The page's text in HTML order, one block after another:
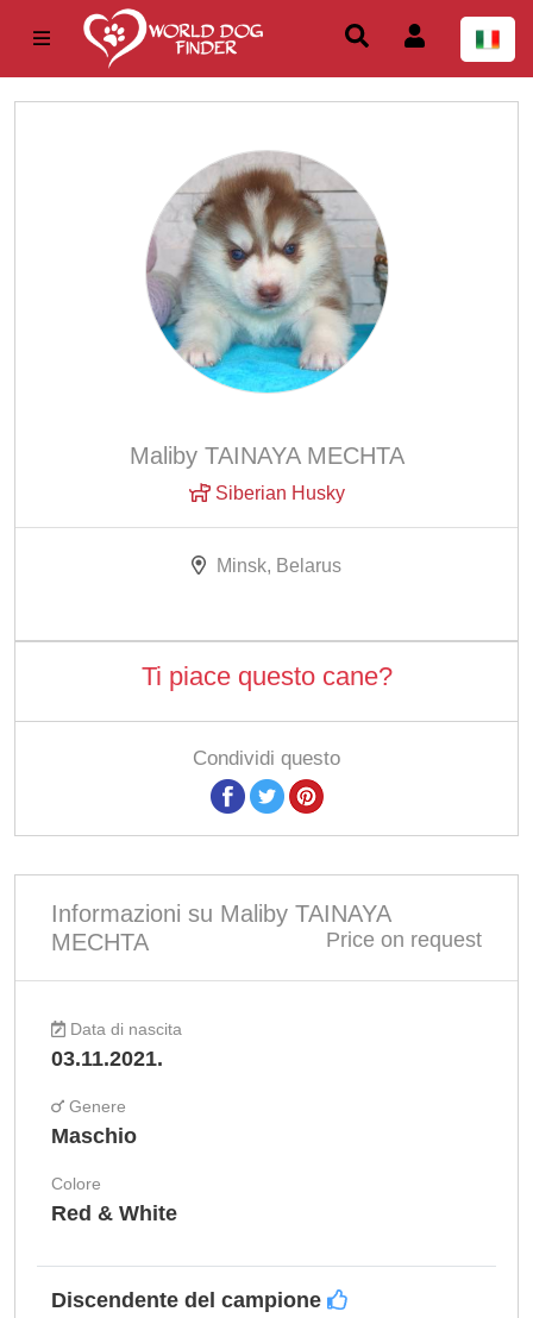
Maliby TAINAYA MECHTA
Siberian Husky
Minsk, Belarus
Ti piace questo cane?
Condividi questo
Informazioni su Maliby TAINAYA
MECHTA
Price on request
Data di nascita
03.11.2021.
Genere
Maschio
Colore
Red & White
Discendente del campione